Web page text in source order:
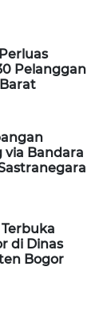
Pelanggan
Bandara
di Dinas
Bogor